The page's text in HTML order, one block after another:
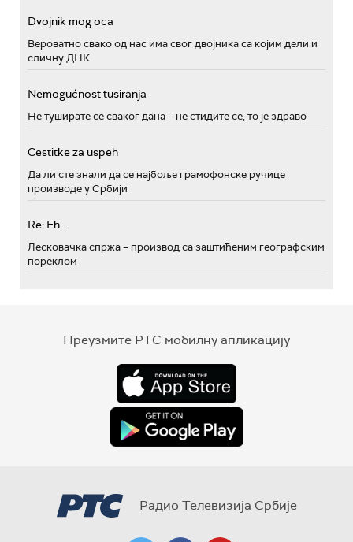
Dvojnik mog oca
Вероватно свако од нас има свог двојника са којим дели и
сличну ДНК
Nemogućnost tusiranja
Не туширате се сваког дана – не стидите се, то је здраво
Cestitke za uspeh
Да ли сте знали да се најбоље грамофонске ручице
производе у Србији
Re: Eh...
Лесковачка спржа – производ са заштићеним географским
пореклом
Преузмите РТС мобилну апликацију
Радио Телевизија Србије